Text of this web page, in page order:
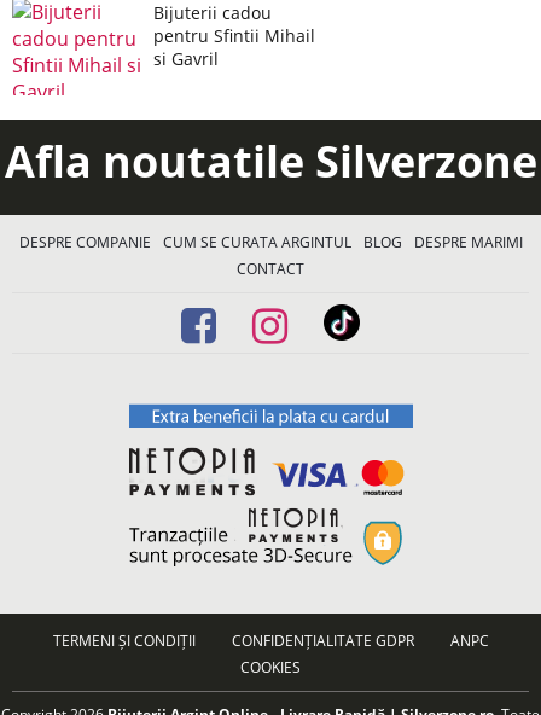
Bijuterii cadou
pentru Sfintii Mihail
si Gavril
Afla noutatile Silverzone
DESPRE COMPANIE CUM SE CURATA ARGINTUL BLOG
DESPRE MARIMI
CONTACT
TERMENI ȘI CONDIȚII CONFIDENȚIALITATE GDPR
ANPC
COOKIES